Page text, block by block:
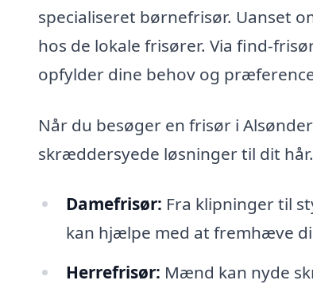
specialiseret børnefrisør. Uanset
hos de lokale frisører. Via find-
opfylder dine behov og
Når du besøger en frisør i
skræddersyede løsninger til dit
Damefrisør: Fra klipninger til
kan hjælpe med at fremhæve
Herrefrisør: Mænd kan nyde